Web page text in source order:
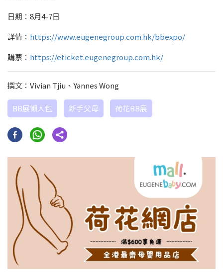
日期：8月4-7日
詳情： https://www.eugenegroup.com.hk/bbexpo/
購票： https://eticket.eugenegroup.com.hk/
撰文：Vivian Tjiu、Yannes Wong
BB展懶人包 新手父母 荷花BB展